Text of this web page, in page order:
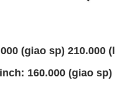
(giao sp) 210.000
160.000 (giao sp)